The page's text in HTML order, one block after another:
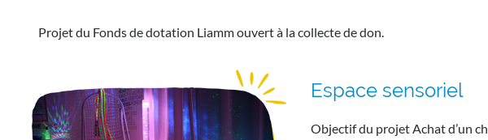
Projet du Fonds de dotation Liamm ouvert à la collecte de don.
Espace sensoriel
Objectif du projet Achat d’un